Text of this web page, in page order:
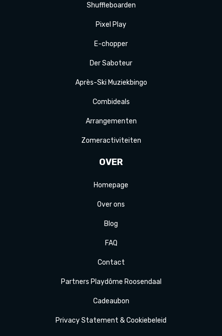
Shuffleboarden
Pixel Play
E-chopper
DerSaboteur
Après-Ski Muziekbingo
Combideals
Arrangementen
Zomeractiviteiten
OVER
Homepage
Over ons
Blog
FAQ
Contact
Partners Playdôme Roosendaal
Cadeaubon
Privacy Statement & Cookiebeleid